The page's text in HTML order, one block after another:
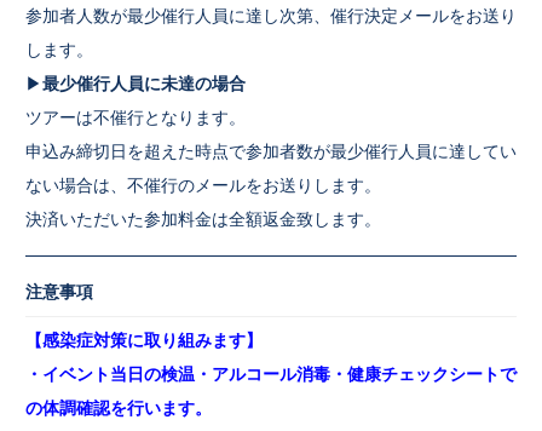
参加者人数が最少催行人員に達し次第、催行決定メールをお送り
します。
▶最少催行人員に未達の場合
ツアーは不催行となります。
申込み締切日を超えた時点で参加者数が最少催行人員に達してい
ない場合は、不催行のメールをお送りします。
決済いただいた参加料金は全額返金致します。
注意事項
【感染症対策に取り組みます】
・イベント当日の検温・アルコール消毒・健康チェックシートで
の体調確認を行います。